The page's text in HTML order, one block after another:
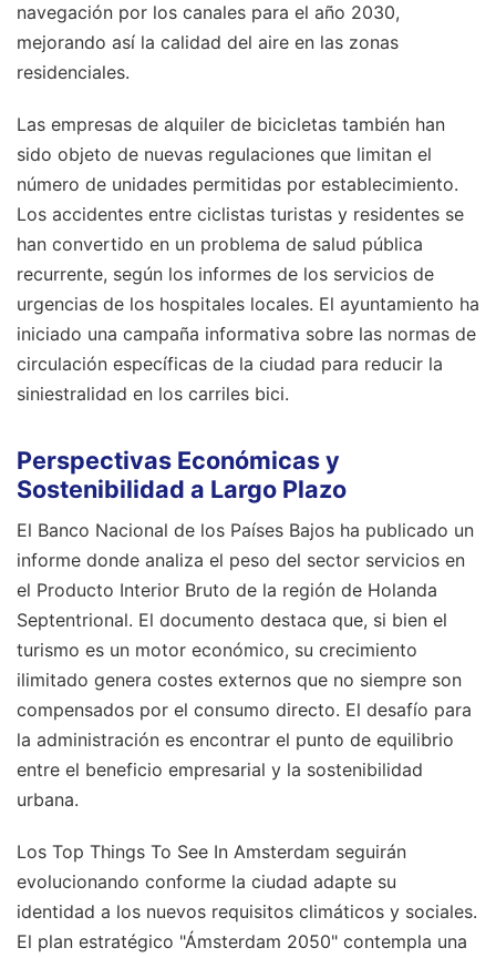
navegación por los canales para el año 2030,
mejorando así la calidad del aire en las zonas
residenciales.
Las empresas de alquiler de bicicletas también han
sido objeto de nuevas regulaciones que limitan el
número de unidades permitidas por establecimiento.
Los accidentes entre ciclistas turistas y residentes se
han convertido en un problema de salud pública
recurrente, según los informes de los servicios de
urgencias de los hospitales locales. El ayuntamiento ha
iniciado una campaña informativa sobre las normas de
circulación específicas de la ciudad para reducir la
siniestralidad en los carriles bici.
Perspectivas Económicas y
Sostenibilidad a Largo Plazo
El Banco Nacional de los Países Bajos ha publicado un
informe donde analiza el peso del sector servicios en
el Producto Interior Bruto de la región de Holanda
Septentrional. El documento destaca que, si bien el
turismo es un motor económico, su crecimiento
ilimitado genera costes externos que no siempre son
compensados por el consumo directo. El desafío para
la administración es encontrar el punto de equilibrio
entre el beneficio empresarial y la sostenibilidad
urbana.
Los Top Things To See In Amsterdam seguirán
evolucionando conforme la ciudad adapte su
identidad a los nuevos requisitos climáticos y sociales.
El plan estratégico "Ámsterdam 2050" contempla una